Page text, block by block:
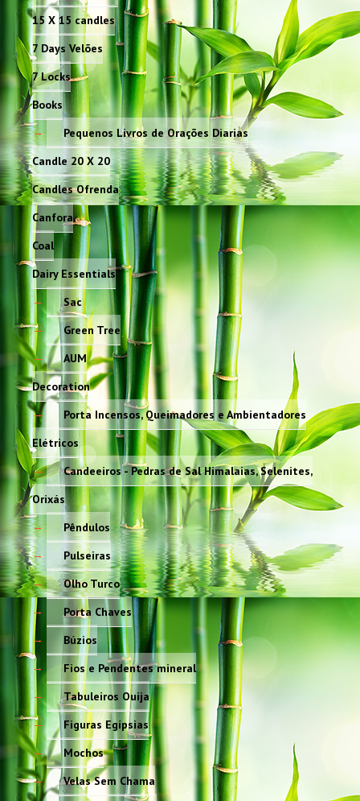
15 X 15 candles
7 Days Velões
7 Locks
Books
Pequenos Livros de Orações Diarias
Candle 20 X 20
Candles Ofrenda
Canfora
Coal
Dairy Essentials
Sac
Green Tree
AUM
Decoration
Porta Incensos, Queimadores e Ambientadores
Elétricos
Candeeiros - Pedras de Sal Himalaias, Selenites,
Orixás
Pêndulos
Pulseiras
Olho Turco
Porta Chaves
Búzios
Fios e Pendentes mineral
Tabuleiros Ouija
Figuras Egípsias
Mochos
Velas Sem Chama